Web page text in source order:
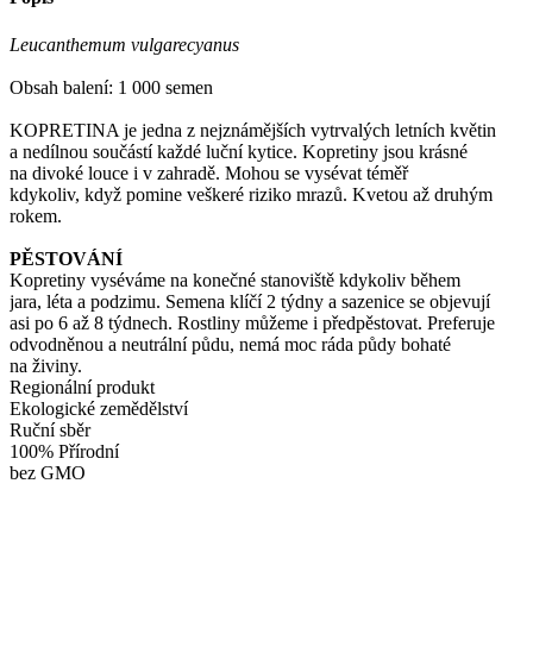
Leucanthemum vulgarecyanus
Obsah balení: 1 000 semen
KOPRETINA je jedna z nejznámějších vytrvalých letních květin
a nedílnou součástí každé luční kytice. Kopretiny jsou krásné
na divoké louce i v zahradě. Mohou se vysévat téměř
kdykoliv, když pomine veškeré riziko mrazů. Kvetou až druhým
rokem.
PĚSTOVÁNÍ
Kopretiny vyséváme na konečné stanoviště kdykoliv během
jara, léta a podzimu. Semena klíčí 2 týdny a sazenice se objevují
asi po 6 až 8 týdnech. Rostliny můžeme i předpěstovat. Preferuje
odvodněnou a neutrální půdu, nemá moc ráda půdy bohaté
na živiny.
Regionální produkt
Ekologické zemědělství
Ruční sběr
100% Přírodní
bez GMO